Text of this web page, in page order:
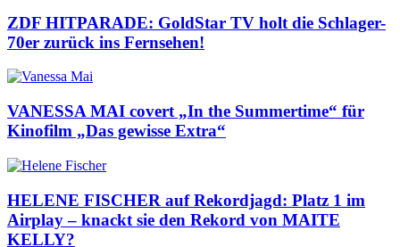
ZDF HITPARADE: GoldStar TV holt die Schlager-
70er zurück ins Fernsehen!
VANESSA MAI covert „In the Summertime“ für
Kinofilm „Das gewisse Extra“
HELENE FISCHER auf Rekordjagd: Platz 1 im
Airplay – knackt sie den Rekord von MAITE
KELLY?